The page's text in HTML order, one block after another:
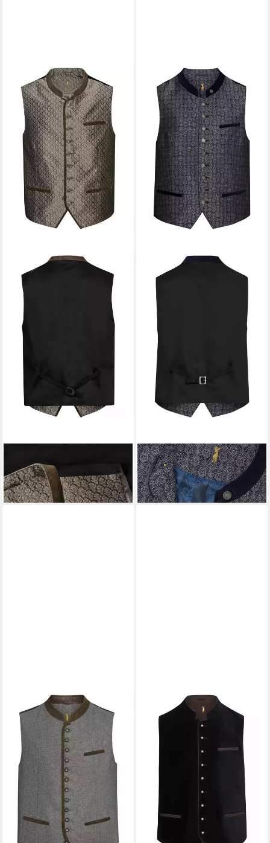
Jacquard-Weste
139,99 €
ALMSACHTrachtenweste
Jacquard-Weste
139,99 €